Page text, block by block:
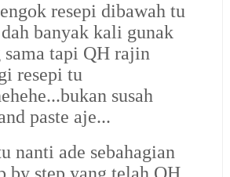
resepi dibawah tu
banyak kali gunak
sama tapi QH rajin
resepi tu
susah
paste aje...
nanti ade sebahagian